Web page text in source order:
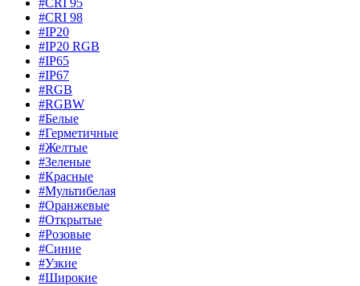
#CRI 95
#CRI 98
#IP20
#IP20 RGB
#IP65
#IP67
#RGB
#RGBW
#Белые
#Герметичные
#Желтые
#Зеленые
#Красные
#Мультибелая
#Оранжевые
#Открытые
#Розовые
#Синие
#Узкие
#Широкие